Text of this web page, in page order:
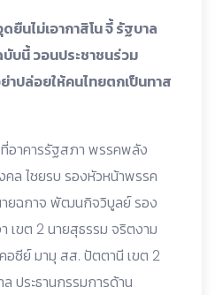
ยืนไม่เอากาสิโน จี้ รัฐบาล
บนี้ วอนประชาชนร่วม
าปล่อยให้คนไทยตกเป็นทาส
ที่อาคารรัฐสภา พรรคพลัง
คล ไชยรบ รองหัวหน้าพรรค
ายฉกาจ พัฒนกิจวิบูลย์ รอง
เขต 2 นายสุธรรม จริตงาม
อซีย์ มามุ สส. ปัตตานี เขต 2
ประธานกรรมการด้าน